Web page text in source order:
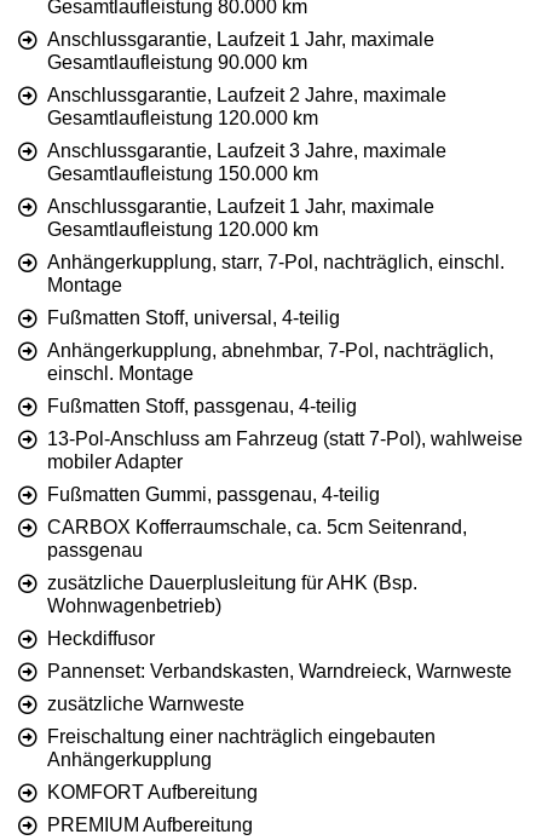
Gesamtlaufleistung 80.000 km
Anschlussgarantie, Laufzeit 1 Jahr, maximale
Gesamtlaufleistung 90.000 km
Anschlussgarantie, Laufzeit 2 Jahre, maximale
Gesamtlaufleistung 120.000 km
Anschlussgarantie, Laufzeit 3 Jahre, maximale
Gesamtlaufleistung 150.000 km
Anschlussgarantie, Laufzeit 1 Jahr, maximale
Gesamtlaufleistung 120.000 km
Anhängerkupplung, starr, 7-Pol, nachträglich, einschl.
Montage
Fußmatten Stoff, universal, 4-teilig
Anhängerkupplung, abnehmbar, 7-Pol, nachträglich,
einschl. Montage
Fußmatten Stoff, passgenau, 4-teilig
13-Pol-Anschluss am Fahrzeug (statt 7-Pol), wahlweise
mobiler Adapter
Fußmatten Gummi, passgenau, 4-teilig
CARBOX Kofferraumschale, ca. 5cm Seitenrand,
passgenau
zusätzliche Dauerplusleitung für AHK (Bsp.
Wohnwagenbetrieb)
Heckdiffusor
Pannenset: Verbandskasten, Warndreieck, Warnweste
zusätzliche Warnweste
Freischaltung einer nachträglich eingebauten
Anhängerkupplung
KOMFORT Aufbereitung
PREMIUM Aufbereitung